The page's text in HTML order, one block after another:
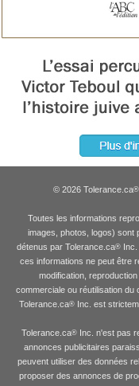
© 2026 Tolerance.ca®
Toutes les informations
images, photos, logos) sont
détenus par Tolerance.ca®
ces informations ne peut être
modification,
commerciale ou réutilisation du
Tolerance.ca® Inc. est
Tolerance.ca® Inc. n'est pas
annonces publicitaires
peuvent utiliser des données
proposer des annonces de